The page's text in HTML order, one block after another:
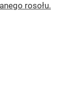
rosołu.